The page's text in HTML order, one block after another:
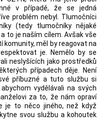
v případě, že se jedná
problém nebyl. Tlumočníci
(tedy tlumočníky nějaké
to je naším cílem. Avšak vše
komunity, měl by reagovat na
je. Nemělo by se
neslyšících jako prostředků
případech děje. Není
příbuzné a tuto službu si
vydělávali na svých
za to, že nám opraví
je to něco jiného, než když
svou službu a kohoutek